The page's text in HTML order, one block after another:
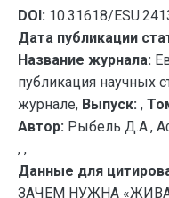
DOI: 10.31618/
Дата публикации
Название журнала:
публикация научных
журнале, Выпуск: ,
Автор: Рыбель Д.А.,
, ,
Данные для
ЗАЧЕМ НУЖНА